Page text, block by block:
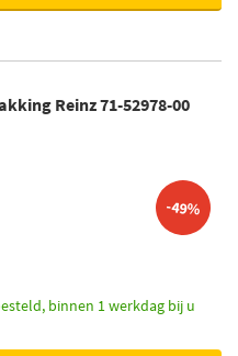
Reinz 71-52978-00
-49%
binnen 1 werkdag bij u